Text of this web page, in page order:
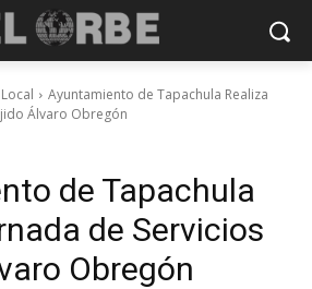
Local
Ayuntamiento de Tapachula Realiza
Álvaro Obregón
de Tapachula
de Servicios
Obregón